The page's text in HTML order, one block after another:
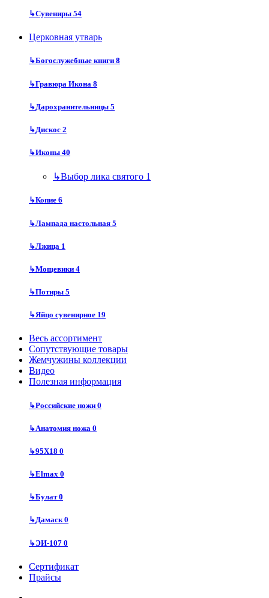
↳Сувениры 54
Церковная утварь
↳Богослужебные книги 8
↳Гравюра Икона 8
↳Дарохранительницы 5
↳Дискос 2
↳Иконы 40
↳Выбор лика святого 1
↳Копие 6
↳Лампада настольная 5
↳Лжица 1
↳Мощевики 4
↳Потиры 5
↳Яйцо сувенирное 19
Весь ассортимент
Сопутствующие товары
Жемчужины коллекции
Видео
Полезная информация
↳Российские ножи 0
↳Анатомия ножа 0
↳95Х18 0
↳Elmax 0
↳Булат0
↳Дамаск0
↳ЭИ-107 0
Сертификат
Прайсы